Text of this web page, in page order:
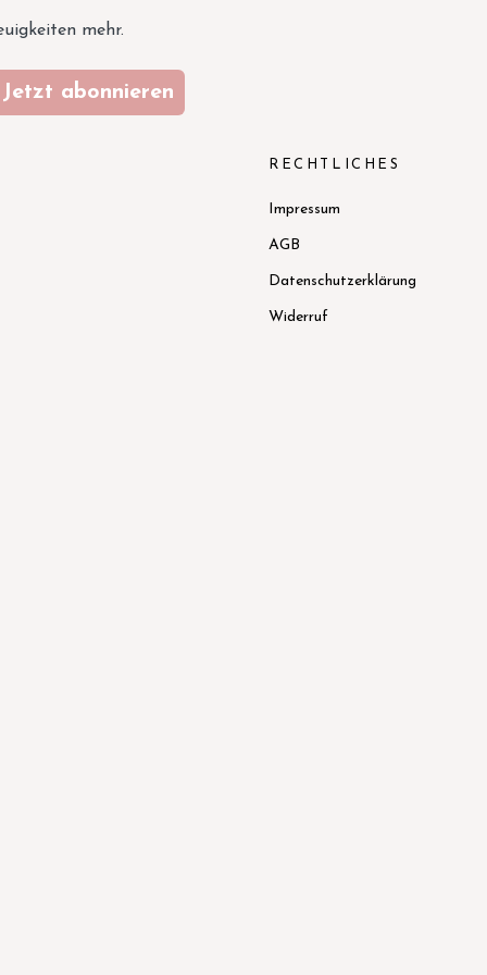
mehr.
Jetzt abonnieren
RECHTLICHES
Impressum
AGB
Datenschutzerklärung
Widerruf